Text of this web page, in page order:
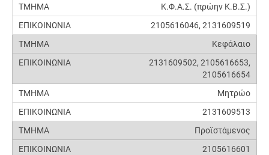
Κ.Φ.Α.Σ. (πρώην Κ.Β.Σ.)
2105616046, 2131609519
Κεφάλαιο
2131609502, 2105616653,
2105616654
Μητρώο
2131609513
Προϊστάμενος
2105616601